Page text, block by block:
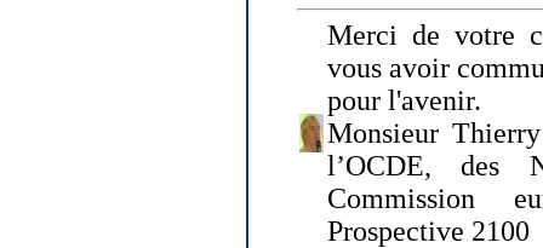
Merci de votre
vous avoir
pour l'avenir.
Monsieur
l’OCDE, des
Commission
Prospective 2100